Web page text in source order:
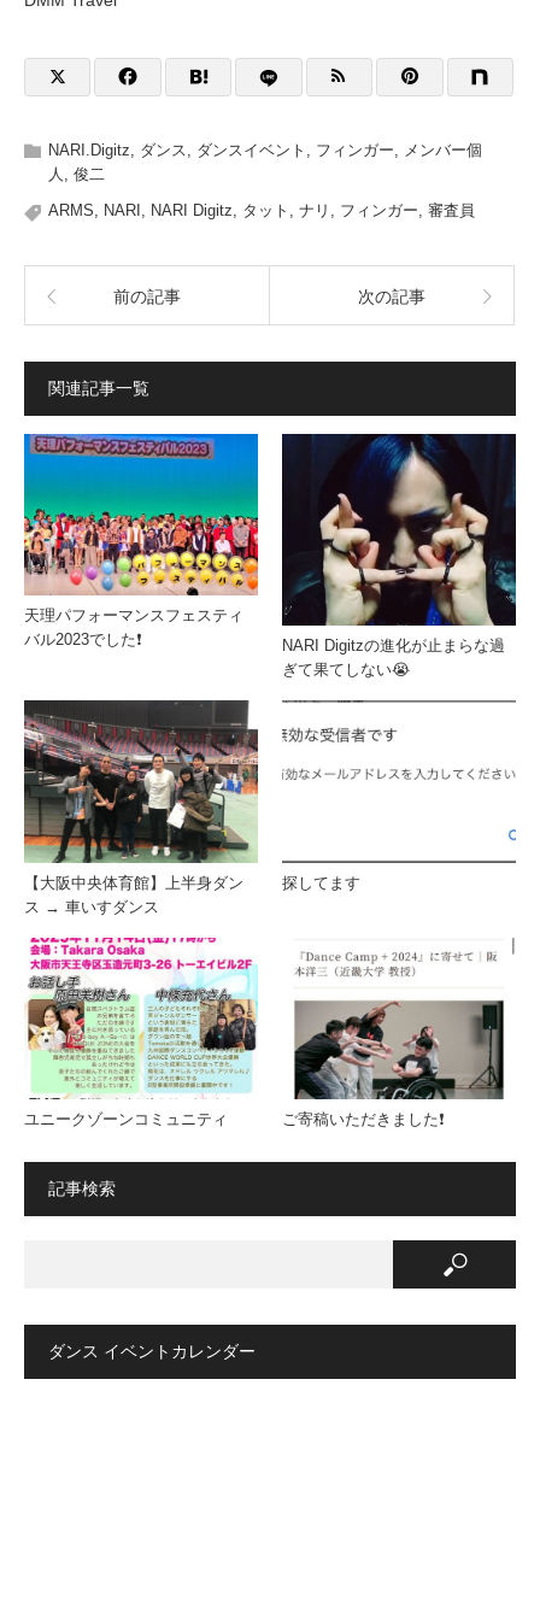
NARI.Digitz ダンス ダンスイベント フィンガー
メンバー個
人
俊二
ARMS
NARI NARI Digitz タット ナリ フィンガー 審査員
前の記事 次の記事
関連記事一覧
天理パフォーマンスフェスティ
バル2023でした❗️
NARI Digitzの進化が止まらな過
ぎて果てしない😭
【大阪中央体育館】上半身ダン
ス → 車いすダンス
探してます
ユニークゾーンコミュニティ ご寄稿いただきました❗️
記事検索
ダンス イベントカレンダー